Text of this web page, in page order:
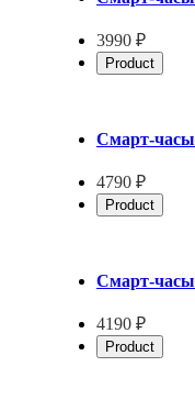
3990 ₽
Product
Смарт-часы
4790 ₽
Product
Смарт-часы
4190 ₽
Product